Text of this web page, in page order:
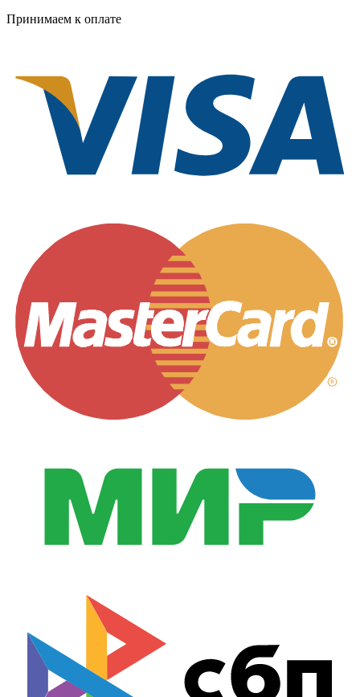
Принимаем к оплате